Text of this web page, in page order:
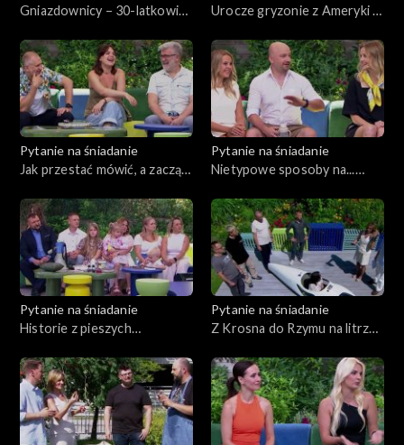
Gniazdownicy – 30-latkowie,
Urocze gryzonie z Ameryki –
Pytanie na śniadanie
Jak przestać mówić, a zacząć
Pytanie na śniadanie
Nietypowe sposoby na...
Pytanie na śniadanie
Historie z pieszych
Pytanie na śniadanie
Z Krosna do Rzymu na litrze
polskich studentów